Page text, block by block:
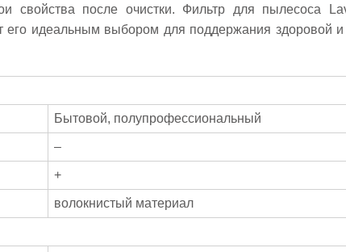
свойства после очистки. Фильтр для пылесоса
идеальным выбором для поддержания здоровой
Бытовой, полупрофессиональный
–
+
волокнистый материал